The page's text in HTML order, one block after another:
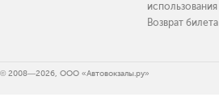
использования
Возврат билета
© 2008—2026, ООО «Автовокзалы.ру»